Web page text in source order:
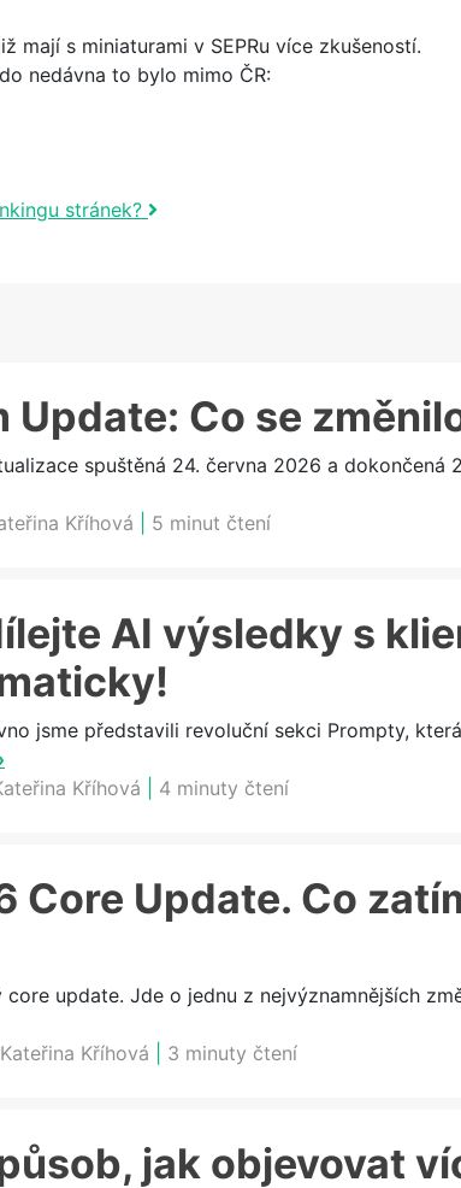
mají s miniaturami v SEPRu více zkušeností.
nedávna to bylo mimo ČR:
stránek?
Update: Co se
spuštěná 24. června 2026 a dokončená
Kříhová 5 minut čtení
AI výsledky s
jsme představili revoluční sekci Prompty,
Kříhová 4 minuty čtení
Core Update. Co
update. Jde o jednu z nejvýznamnějších
Kateřina Kříhová 3 minuty čtení
jak objevovat